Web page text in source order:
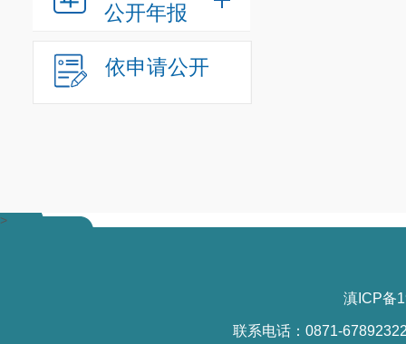
公开年报
依申请公开
>
滇ICP备
联系电话：0871-